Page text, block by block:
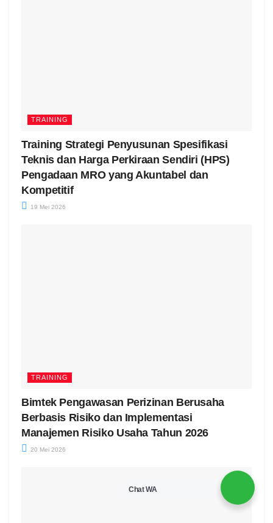
TRAINING
Training Strategi Penyusunan Spesifikasi
Teknis dan Harga Perkiraan Sendiri (HPS)
Pengadaan MRO yang Akuntabel dan
Kompetitif
19 Mei 2026
TRAINING
Bimtek Pengawasan Perizinan Berusaha
Berbasis Risiko dan Implementasi
Manajemen Risiko Usaha Tahun 2026
20 Mei 2026
Chat WA